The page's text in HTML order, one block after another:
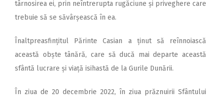
târnosirea ei, prin neîntrerupta rugăciune și priveghere care
trebuie să se săvârșească în ea.
Înaltpreasfințitul Părinte Casian a ținut să reînnoiască
această obște tânără, care să ducă mai departe această
sfântă lucrare și viață isihastă de la Gurile Dunării.
În ziua de 20 decembrie 2022, în ziua prăznuirii Sfântului